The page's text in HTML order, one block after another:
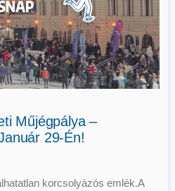
Műjégpálya –
29-Én!
korcsolyázós emlék.A